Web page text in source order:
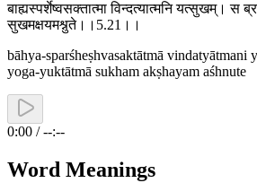
बाह्यस्पर्शेष्वसक्तात्मा विन्दत्यात्मनि यत्सुखम्। स
सुखमक्षयमश्नुते।।5.21।।
bāhya-sparśheṣhvasaktātmā vindatyātmani
yoga-yuktātmā sukham akṣhayam aśhnute
0:00 / --:--
Word Meanings